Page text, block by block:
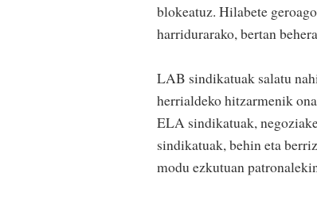
blokeatuz. Hilabete
harridurarako, bertan
LAB sindikatuak salatu
herrialdeko hitzarmenik
ELA sindikatuak,
sindikatuak, behin eta
modu ezkutuan